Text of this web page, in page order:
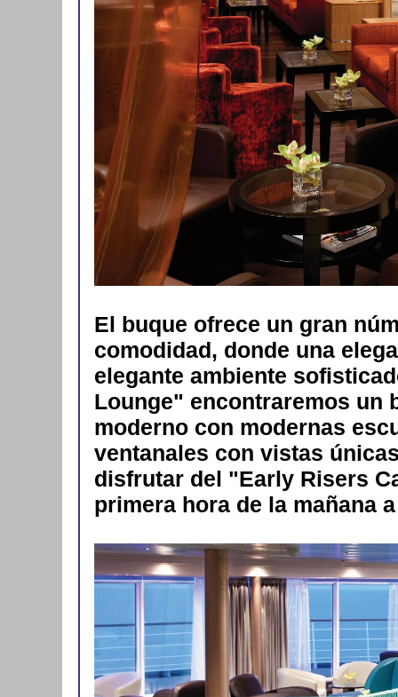
El buque ofrece un gran
comodidad, donde una
elegante ambiente
Lounge" encontraremos un
moderno con modernas
ventanales con vistas
disfrutar del "Early Risers
primera hora de la mañana